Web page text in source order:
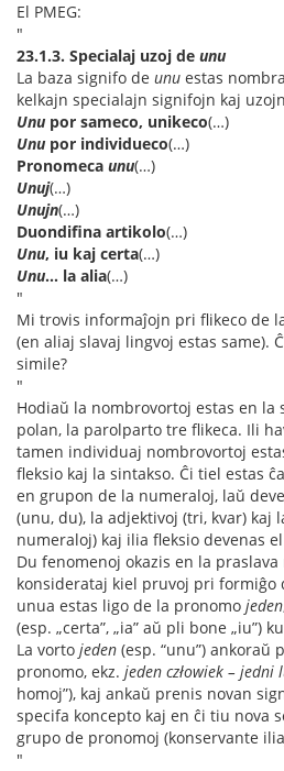
El PMEG:
"
23.1.3. Specialaj uzoj de unu
La baza signifo de unu estas
kelkajn specialajn signifojn kaj
Unupor sameco, unikeco(…)
Unupor individueco(…)
Pronomeca unu(…)
Unuj(…)
Unujn(…)
Duondifina artikolo(…)
Unu, iu kaj certa(…)
Unu... la alia(…)
"
Mi trovis informaĵojn pri flikeco de
(en aliaj slavaj lingvoj estas same).
simile?
"
Hodiaŭ la nombrovortoj estas en la
polan, la parolparto tre flikeca. Ili
tamen individuaj nombrovortoj
fleksio kaj la sintakso. Ĉi tiel estas
en grupon de la numeraloj, laŭ
(unu, du), la adjektivoj (tri, kvar) kaj
numeraloj) kaj ilia fleksio devenas
Du fenomenoj okazis en la
konsiderataj kiel pruvoj pri formiĝo
unua estas ligo de la pronomo jeden
(esp. „certa”, „ia” aŭ pli bone „iu”)
La vorto jeden (esp. “unu”) ankoraŭ
pronomo, ekz. jeden człowiek – jedni
homoj”), kaj ankaŭ prenis novan
specifa koncepto kaj en ĉi tiu nova
grupo de pronomoj (konservante
"